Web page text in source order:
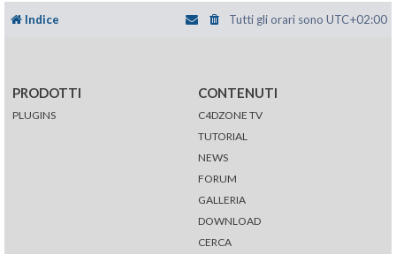
Indice Tutti gli orari sono UTC+02:00
PRODOTTI
PLUGINS
CONTENUTI
C4DZONE TV
TUTORIAL
NEWS
FORUM
GALLERIA
DOWNLOAD
CERCA